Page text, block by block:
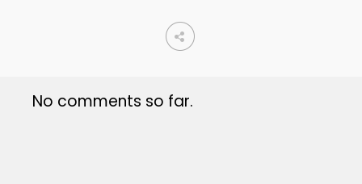
No comments so far.